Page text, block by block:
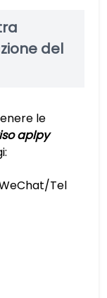
del
le
aplpy
Tel